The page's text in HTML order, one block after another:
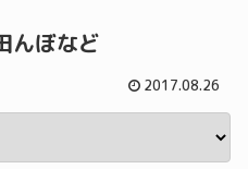
んぼなど
2017.08.26